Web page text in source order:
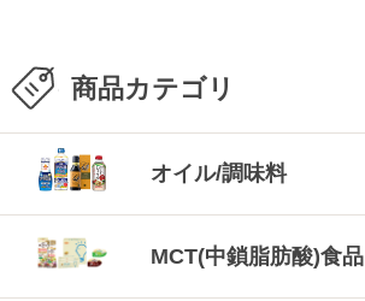
商品カテゴリ
オイル/調味料
MCT(中鎖脂肪酸)食品